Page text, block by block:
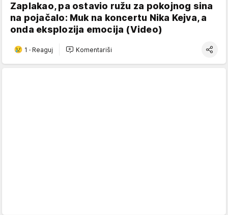
Zaplakao, pa ostavio ružu za pokojnog sina
na pojačalo: Muk na koncertu Nika Kejva, a
onda eksplozija emocija (Video)
1 · Reaguj Komentariši